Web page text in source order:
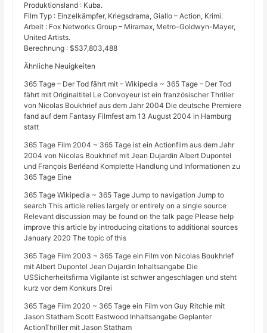
Produktionsland : Kuba.
Film Typ : Einzelkämpfer, Kriegsdrama, Giallo – Action, Krimi.
Arbeit : Fox Networks Group – Miramax, Metro-Goldwyn-Mayer,
United Artists.
Berechnung : $537,803,488
Ähnliche Neuigkeiten
365 Tage – Der Tod fährt mit – Wikipedia ~ 365 Tage – Der Tod
fährt mit Originaltitel Le Convoyeur ist ein französischer Thriller
von Nicolas Boukhrief aus dem Jahr 2004 Die deutsche Premiere
fand auf dem Fantasy Filmfest am 13 August 2004 in Hamburg
statt
365 Tage Film 2004 ~ 365 Tage ist ein Actionfilm aus dem Jahr
2004 von Nicolas Boukhrief mit Jean Dujardin Albert Dupontel
und François Berléand Komplette Handlung und Informationen zu
365 Tage Eine
365 Tage Wikipedia ~ 365 Tage Jump to navigation Jump to
search This article relies largely or entirely on a single source
Relevant discussion may be found on the talk page Please help
improve this article by introducing citations to additional sources
January 2020 The topic of this
365 Tage Film 2003 ~ 365 Tage ein Film von Nicolas Boukhrief
mit Albert Dupontel Jean Dujardin Inhaltsangabe Die
USSicherheitsfirma Vigilante ist schwer angeschlagen und steht
kurz vor dem Konkurs Drei
365 Tage Film 2020 ~ 365 Tage ein Film von Guy Ritchie mit
Jason Statham Scott Eastwood Inhaltsangabe Geplanter
ActionThriller mit Jason Statham